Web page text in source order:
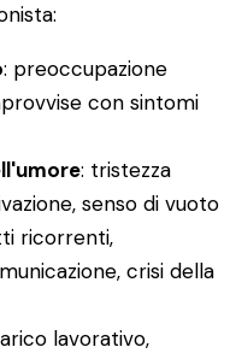
: preoccupazione
con sintomi
: tristezza
senso di vuoto
ricorrenti,
crisi della
lavorativo,